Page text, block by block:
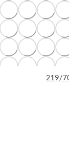
219/